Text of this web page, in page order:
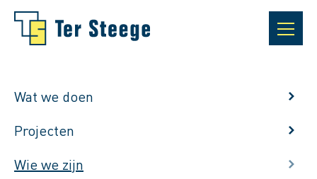
Wat we doen
Projecten
Wie we zijn